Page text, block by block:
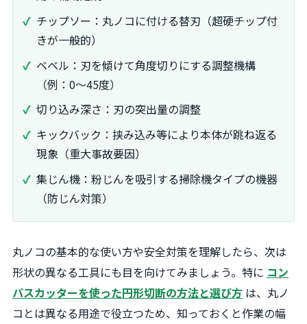
チップソー：丸ノコに付ける替刃（超硬チップ付
きが一般的）
ベベル：刃を傾けて角度切りにする調整機構
（例：0〜45度）
切り込み深さ：刃の突出量の調整
キックバック：挟み込み等により本体が跳ね返る
現象（重大事故要因）
集じん機：粉じんを吸引する掃除機タイプの機器
（防じん対策）
丸ノコの基本的な使い方や安全対策を理解したら、次は
形状の異なる工具にも目を向けてみましょう。特に コン
パスカッターを使った円形切断の方法と選び方 は、丸ノ
コとは異なる用途で役立つため、知っておくと作業の幅